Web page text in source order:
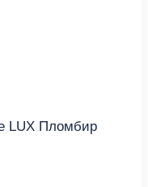
LUX Пломбир